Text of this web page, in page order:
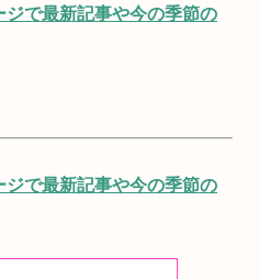
で最新記事や今の季節の
で最新記事や今の季節の